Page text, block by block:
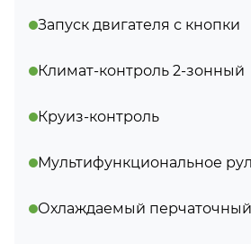
Запуск двигателя с кнопки
Климат-контроль 2-зонный
Круиз-контроль
Мультифункциональное
Охлаждаемый